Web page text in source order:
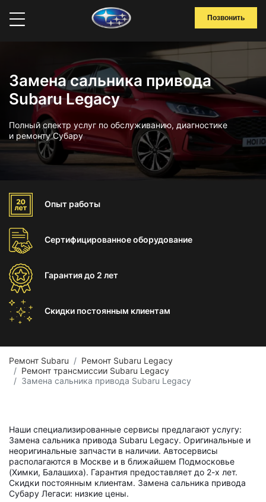
Позвонить
Замена сальника привода
Subaru Legacy
Полный спектр услуг по обслуживанию, диагностике
и ремонту Субару
Опыт работы
Сертифицированноеоборудование
Гарантиядо 2 лет
Скидки постоянным клиентам
Ремонт Subaru
Ремонт Subaru Legacy
Ремонт трансмиссии Subaru Legacy
Замена сальника привода Subaru Legacy
Наши специализированные сервисы предлагают услугу:
Замена сальника привода Subaru Legacy. Оригинальные и
неоригинальные запчасти в наличии. Автосервисы
располагаются в Москве и в ближайшем Подмосковье
(Химки, Балашиха). Гарантия предоставляет до 2-х лет.
Скидки постоянным клиентам. Замена сальника привода
Субару Легаси: низкие цены.